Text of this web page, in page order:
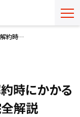
解約時…
時にかかる
解説